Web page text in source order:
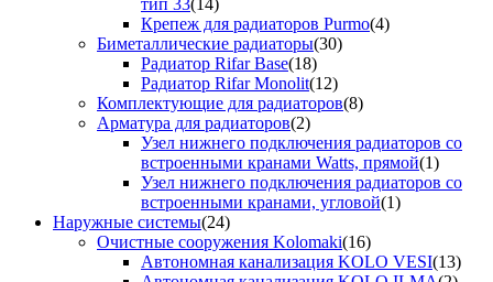
тип 33(14)
Крепеж для радиаторов Purmo(4)
Биметаллические радиаторы(30)
Радиатор Rifar Base(18)
Радиатор Rifar Monolit(12)
Комплектующие для радиаторов(8)
Арматура для радиаторов(2)
Узел нижнего подключения радиаторов со
встроенными кранами Watts, прямой(1)
Узел нижнего подключения радиаторов со
встроенными кранами, угловой(1)
Наружные системы(24)
Очистные сооружения Kolomaki(16)
Автономная канализация KOLO VESI(13)